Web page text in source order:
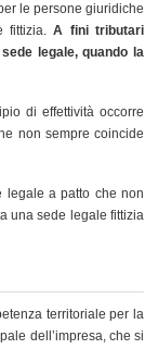
le persone giuridiche
fittizia.A fini tributari
legale, quando la
di effettività occorre
non sempre coincide
legale a patto che non
una sede legale fittizia
territoriale per la
dell’impresa, che si